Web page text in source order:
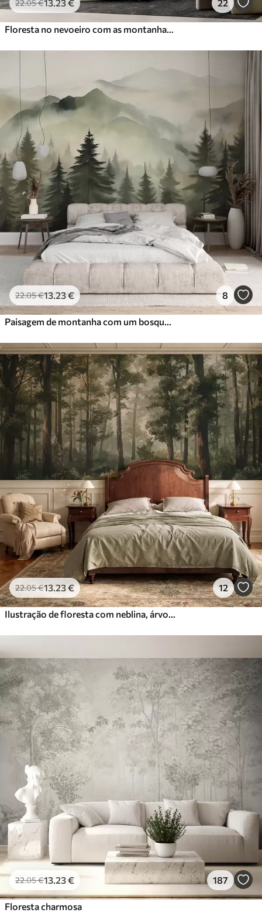
22.05€13 .23€ 22
22.05€13 .23€ 8
22.05€13 .23€ 12
22.05€13 .23€ 187
Floresta charmosa